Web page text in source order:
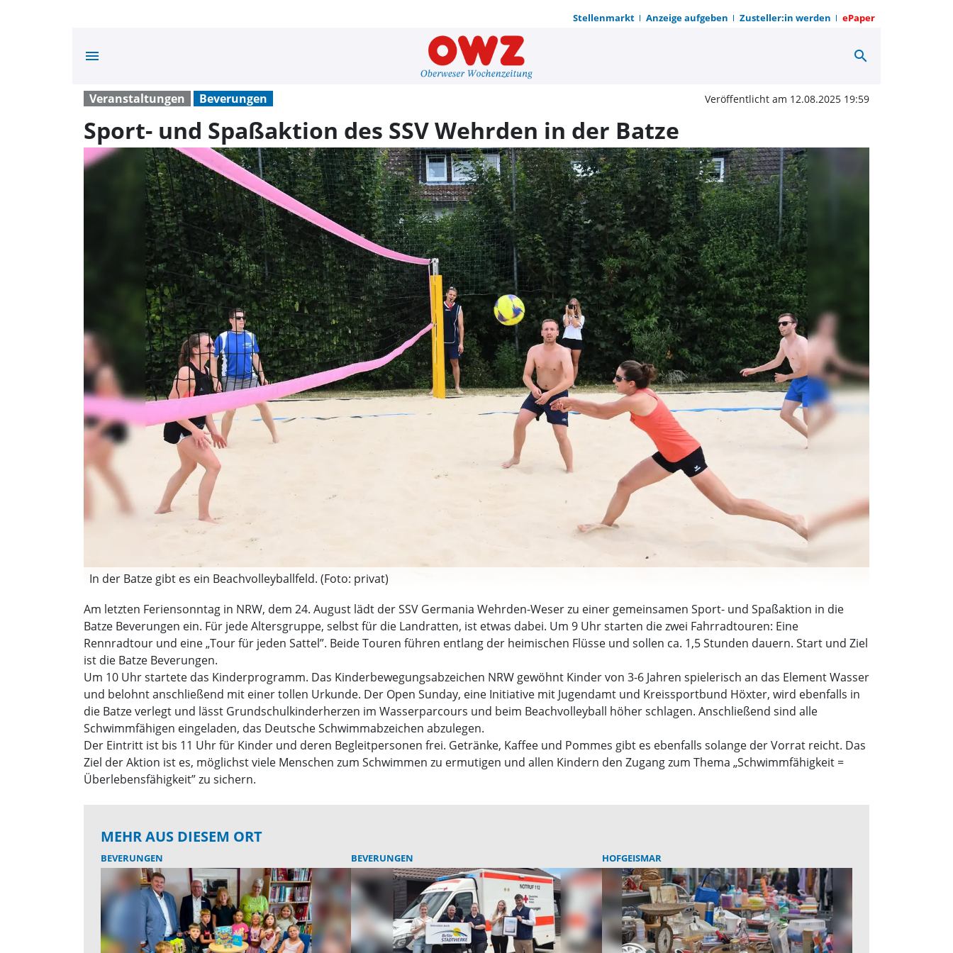
Stellenmarkt Anzeige aufgeben Zusteller:in werden ePaper
menu Sport- und Spaßaktion des SSV
search
Veranstaltungen Beverungen Veröffentlicht am 12.08.2025 19:59
Sport- und Spaßaktion des SSV Wehrden in der Batze
In der Batze gibt es ein Beachvolleyballfeld. (Foto: privat)
Am letzten Feriensonntag in NRW, dem 24. August lädt der SSV Germania Wehrden-Weser zu einer gemeinsamen Sport- und Spaßaktion in die
Batze Beverungen ein. Für jede Altersgruppe, selbst für die Landratten, ist etwas dabei. Um 9 Uhr starten die zwei Fahrradtouren: Eine
Rennradtour und eine „Tour für jeden Sattel”. Beide Touren führen entlang der heimischen Flüsse und sollen ca. 1,5 Stunden dauern. Start und Ziel
ist die Batze Beverungen.
Um 10 Uhr startete das Kinderprogramm. Das Kinderbewegungsabzeichen NRW gewöhnt Kinder von 3-6 Jahren spielerisch an das Element Wasser
und belohnt anschließend mit einer tollen Urkunde. Der Open Sunday, eine Initiative mit Jugendamt und Kreissportbund Höxter, wird ebenfalls in
die Batze verlegt und lässt Grundschulkinderherzen im Wasserparcours und beim Beachvolleyball höher schlagen. Anschließend sind alle
Schwimmfähigen eingeladen, das Deutsche Schwimmabzeichen abzulegen.
Der Eintritt ist bis 11 Uhr für Kinder und deren Begleitpersonen frei. Getränke, Kaffee und Pommes gibt es ebenfalls solange der Vorrat reicht. Das
Ziel der Aktion ist es, möglichst viele Menschen zum Schwimmen zu ermutigen und allen Kindern den Zugang zum Thema „Schwimmfähigkeit =
Überlebensfähigkeit” zu sichern.
MEHR AUS DIESEM ORT
BEVERUNGEN BEVERUNGEN HOFGEISMAR